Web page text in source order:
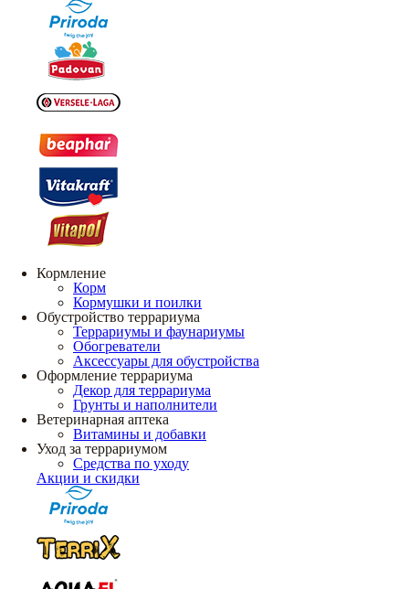
Кормление
Корм
Кормушки и поилки
Обустройство террариума
Террариумы и фаунариумы
Обогреватели
Аксессуары для обустройства
Оформление террариума
Декор для террариума
Грунты и наполнители
Ветеринарная аптека
Витамины и добавки
Уход за террариумом
Средства по уходу
Акции и скидки